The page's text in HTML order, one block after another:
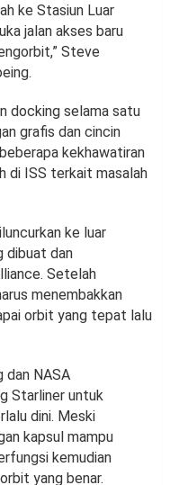
ke Stasiun Luar
jalan akses baru
Steve
docking selama satu
grafis dan cincin
kekhawatiran
di ISS terkait masalah
ke luar
dibuat dan
Setelah
menembakkan
orbit yang tepat lalu
dan NASA
Starliner untuk
dini. Meski
kapsul mampu
kemudian
yang benar.